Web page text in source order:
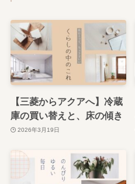
【三菱からアクアへ】冷蔵
庫の買い替えと、床の傾き
2026年3月19日